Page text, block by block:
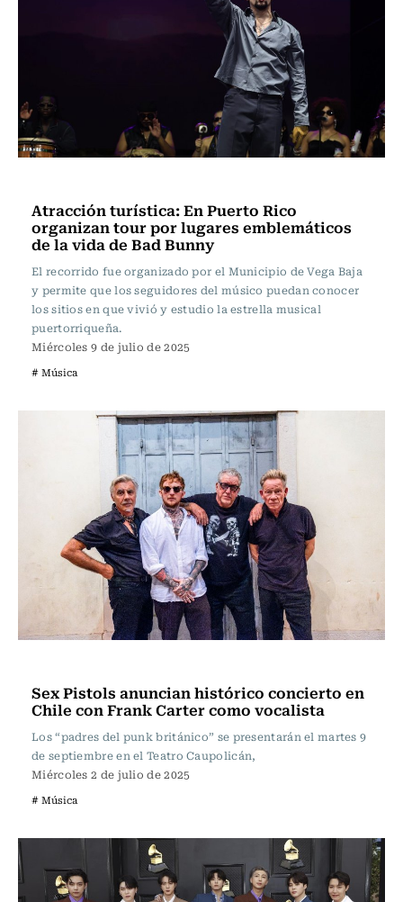
Atracción turística: En Puerto Rico
organizan tour por lugares emblemáticos
de la vida de Bad Bunny
El recorrido fue organizado por el Municipio de Vega Baja
y permite que los seguidores del músico puedan conocer
los sitios en que vivió y estudio la estrella musical
puertorriqueña.
Miércoles 9 de julio de 2025
# Música
Sex Pistols anuncian histórico concierto en
Chile con Frank Carter como vocalista
Los “padres del punk británico” se presentarán el martes 9
de septiembre en el Teatro Caupolicán,
Miércoles 2 de julio de 2025
# Música